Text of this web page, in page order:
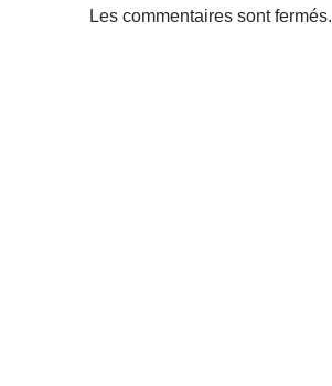
Les commentaires sont fermés.